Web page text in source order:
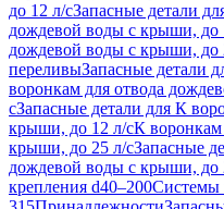
до 12 л/сЗапасные детали
дождевой воды с крыши, до
дождевой воды с крыши, до
переливыЗапасные детали
воронкам для отвода
сЗапасные детали для К
крыши, до 12 л/сК воронкам
крыши, до 25 л/сЗапасные
дождевой воды с крыши, до
крепления d40–200Системы